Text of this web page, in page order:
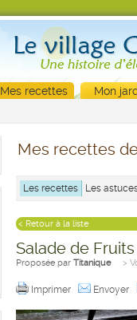
Mes recettes Mon
Mes recettes
Les recettes Les
< Retour à la liste
Salade de Fruits
Proposée par Titanique >
Imprimer Envoyer